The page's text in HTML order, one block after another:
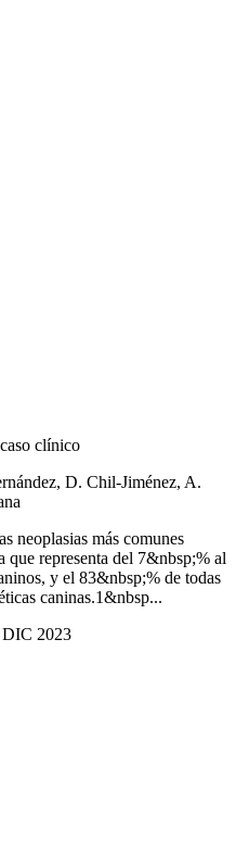
clínico
D. Chil-Jiménez, A.
neoplasias más comunes
que representa del 7&nbsp;% al
y el 83&nbsp;% de todas
caninas.1&nbsp...
DIC 2023